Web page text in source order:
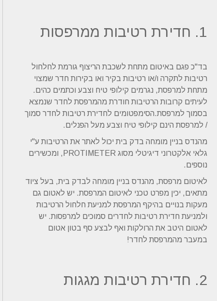
1. חדירת רטיבות ממרפסות
בד"כ פגם באיטום מתחת לשכבת הריצוף גורמת לחלחול
רטיבות לתקרה ו/או רטיבות בקיר ואו בקירות חדר שמצוי
מתחת למרפסת, נגרמים קילופי טיח וצבע וכתמים כהים.
לעיתים קרובות הרטיבות חודרת מהמרפסת לחדר שנמצא
בסמוך למרפסת.הסימפטומים לחדירת רטיבות לחדר סמוך
/ למרפסת הינם קילופי טיח וצבע מעל הפנלים.
מהנדס בניין מומחה בדק בית יכול לאתר את הרטיבות ע"י
גלאי אלקטרוני דיגיטלי מסוג PROTIMETER, ומכשירים
נוספים.
לאיטום מרפסת, מהנדס בניין מומחה לבדק בית, בעל ציוד
מתאים, יכין מפרט טכני לאיטום המרפסת. יש לאטום גם
מעקות בנויים בהיקף המרפסת למניעת חלחול הרטיבות
ולמניעת חדירת רטיבות לחדרים סמוכים למרפסות. יש
לאטום היטב את הרולקות ואף לבצע סף בטון אטום
במעבר מהמרפסת לחדר!
2. חדירת רטיבות מגגות